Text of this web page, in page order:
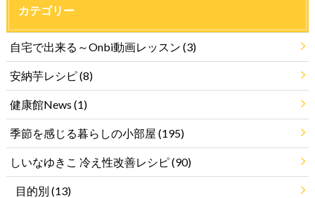
カテゴリー
自宅で出来る～Onbi動画レッスン (3)
安納芋レシピ(8)
健康館News (1)
季節を感じる暮らしの小部屋 (195)
しいなゆきこ 冷え性改善レシピ(90)
目的別 (13)